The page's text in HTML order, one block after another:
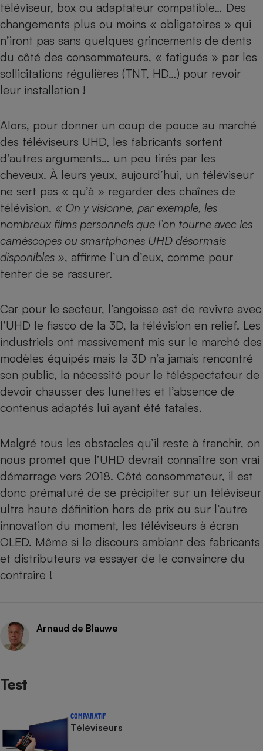
téléviseur, box ou adaptateur compatible… Des
changements plus ou moins « obligatoires » qui
n’iront pas sans quelques grincements de dents
du côté des consommateurs, « fatigués » par les
sollicitations régulières (TNT, HD…) pour revoir
leur installation !
Alors, pour donner un coup de pouce au marché
des téléviseurs UHD, les fabricants sortent
d’autres arguments… un peu tirés par les
cheveux. À leurs yeux, aujourd’hui, un téléviseur
ne sert pas « qu’à » regarder des chaînes de
télévision. « On y visionne, par exemple, les
nombreux films personnels que l’on tourne avec les
caméscopes ou smartphones UHD désormais
disponibles », affirme l’un d’eux, comme pour
tenter de se rassurer.
Car pour le secteur, l’angoisse est de revivre avec
l’UHD le fiasco de la 3D, la télévision en relief. Les
industriels ont massivement mis sur le marché des
modèles équipés mais la 3D n’a jamais rencontré
son public, la nécessité pour le téléspectateur de
devoir chausser des lunettes et l’absence de
contenus adaptés lui ayant été fatales.
Malgré tous les obstacles qu’il reste à franchir, on
nous promet que l’UHD devrait connaître son vrai
démarrage vers 2018. Côté consommateur, il est
donc prématuré de se précipiter sur un téléviseur
ultra haute définition hors de prix ou sur l’autre
innovation du moment, les téléviseurs à écran
OLED. Même si le discours ambiant des fabricants
et distributeurs va essayer de le convaincre du
contraire !
Arnaud de Blauwe
Test
COMPARATIF
Téléviseurs